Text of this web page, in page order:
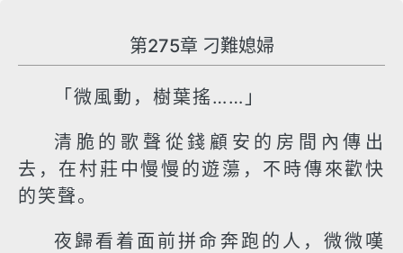
第275章 刁難媳婦
「微風動，樹葉搖……」
清脆的歌聲從錢顧安的房間內傳出
去，在村莊中慢慢的遊蕩，不時傳來歡快
的笑聲。
夜歸看着面前拼命奔跑的人，微微嘆